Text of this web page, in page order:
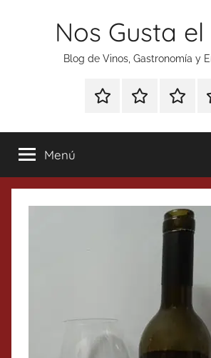
Nos Gusta
Blog de Vinos, Gastronomía y
Especial
Tonics
Enoturismo
Gastronomía
Ranking
Menú